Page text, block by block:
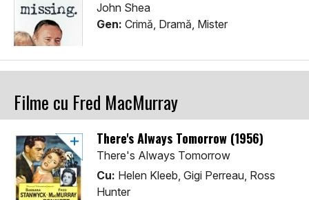
John Shea
Gen: Crimă, Dramă, Mister
Filme cu Fred MacMurray
There's Always Tomorrow (1956)
There's Always Tomorrow
Cu: Helen Kleeb, Gigi Perreau, Ross
Hunter